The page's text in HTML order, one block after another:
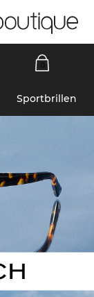
Sportbrillen